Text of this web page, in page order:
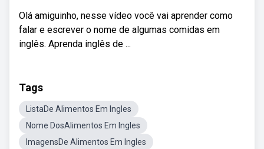
Olá amiguinho, nesse vídeo você vai aprender como
falar e escrever o nome de algumas comidas em
inglês. Aprenda inglês de ...
Tags
ListaDe Alimentos Em Ingles
Nome DosAlimentos Em Ingles
ImagensDe Alimentos Em Ingles